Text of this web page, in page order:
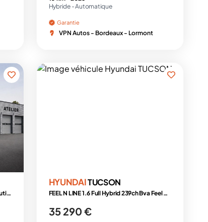
Hybride -Automatique
Garantie
VPN Autos - Bordeaux - Lormont
1.6 T-GDI 265 Plug-in BVA6 N-Line Executive
HYUNDAITUCSON
FEEL N LINE 1.6 Full Hybrid 239ch Bva Feel N Line
35 290 €